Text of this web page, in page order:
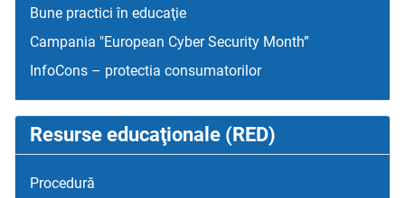
Bune practici în educaţie
Campania "European Cyber Security Month”
InfoCons – protectia consumatorilor
Resurse educaţionale (RED)
Procedură